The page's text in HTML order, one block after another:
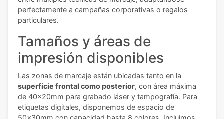
perfectamente a campañas corporativas o regalos
particulares.
Tamaños y áreas de
impresión disponibles
Las zonas de marcaje están ubicadas tanto en la
superficie frontal como posterior, con área máxima
de 40x20mm para grabado láser y tampografía. Para
etiquetas digitales, disponemos de espacio de
50x30mm con capacidad hasta 8 colores. Incluimos